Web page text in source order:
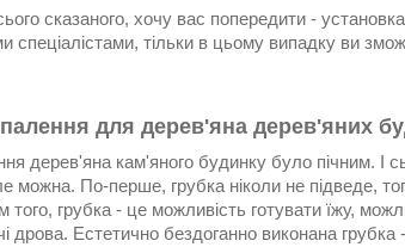
сказаного, хочу вас попередити -
спеціалістами, тільки в цьому випадку ви
для дерев'яна дерев'яних
дерев'яна кам'яного будинку було пічним. І
можна. По-перше, грубка ніколи не підведе,
того, грубка - це можливість готувати їжу,
дрова. Естетично бездоганно виконана